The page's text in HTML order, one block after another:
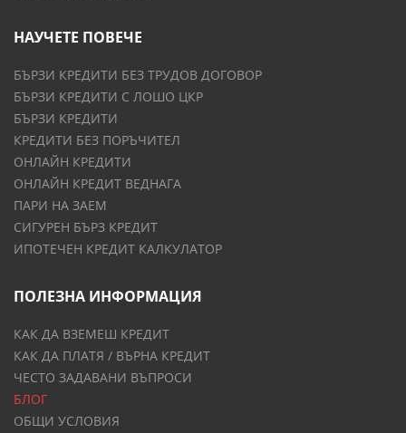
НАУЧЕТЕ ПОВЕЧЕ
БЪРЗИ КРЕДИТИ БЕЗ ТРУДОВ ДОГОВОР
БЪРЗИ КРЕДИТИ С ЛОШО ЦКР
БЪРЗИ КРЕДИТИ
КРЕДИТИ БЕЗ ПОРЪЧИТЕЛ
ОНЛАЙН КРЕДИТИ
ОНЛАЙН КРЕДИТ ВЕДНАГА
ПАРИ НА ЗАЕМ
СИГУРЕН БЪРЗ КРЕДИТ
ИПОТЕЧЕН КРЕДИТ КАЛКУЛАТОР
ПОЛЕЗНА ИНФОРМАЦИЯ
КАК ДА ВЗЕМЕШ КРЕДИТ
КАК ДА ПЛАТЯ / ВЪРНА КРЕДИТ
ЧЕСТО ЗАДАВАНИ ВЪПРОСИ
БЛОГ
ОБЩИ УСЛОВИЯ